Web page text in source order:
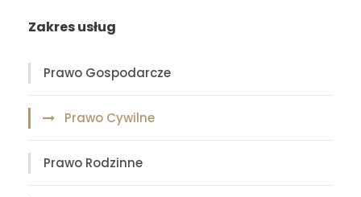
Zakres usług
Prawo Gospodarcze
Prawo Cywilne
Prawo Rodzinne